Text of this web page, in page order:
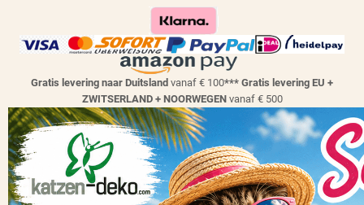
Gratis levering naar Duitsland vanaf € 100*** Gratis levering EU +
ZWITSERLAND + NOORWEGEN vanaf € 500